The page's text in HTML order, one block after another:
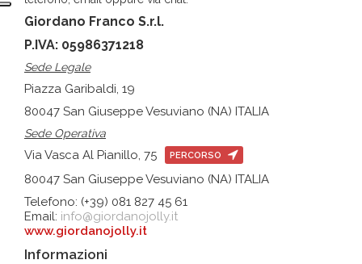
Giordano Franco S.r.l.
P.IVA: 05986371218
Sede Legale
Piazza Garibaldi, 19
80047 San Giuseppe Vesuviano (NA) ITALIA
Sede Operativa
Via Vasca Al Pianillo, 75 PERCORSO
80047 San Giuseppe Vesuviano (NA) ITALIA
Telefono: (+39) 081 827 45 61
Email: info@giordanojolly.it
www.giordanojolly.it
Informazioni